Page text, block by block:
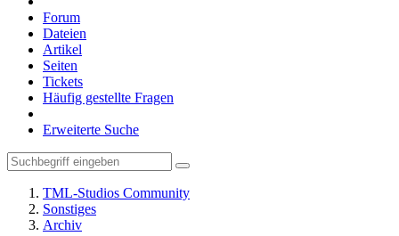
Forum
Dateien
Artikel
Seiten
Tickets
Häufig gestellte Fragen
Erweiterte Suche
TML-Studios Community
Sonstiges
Archiv